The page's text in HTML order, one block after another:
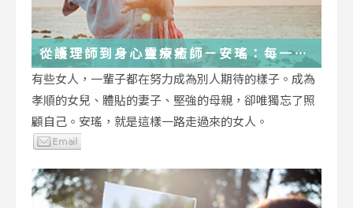
從護理師到身心靈療癒師－安瑤：每一段
低谷，都能成為重生的起點
有些女人，一輩子都在努力成為別人期待的樣子。成為
孝順的女兒、體貼的妻子、堅強的母親，卻唯獨忘了照
顧自己。安瑤，就是這樣一路走過來的女人。